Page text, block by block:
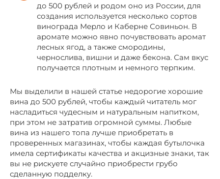
до 500 рублей и родом оно из России, для
создания используется несколько сортов
винограда Мерло и Каберне Совиньон. В
аромате можно явно почувствовать аромат
лесных ягод, а также смородины,
чернослива, вишни и даже бекона. Сам вкус
получается плотным и немного терпким.
Мы выделили в нашей статье недорогие хорошие
вина до 500 рублей, чтобы каждый читатель мог
насладиться чудесным и натуральным напитком,
при этом не затратив огромной суммы. Любые
вина из нашего топа лучше приобретать в
проверенных магазинах, чтобы каждая бутылочка
имела сертификаты качества и акцизные знаки, так
вы не рискуете случайно приобрести грубо
сделанную подделку.